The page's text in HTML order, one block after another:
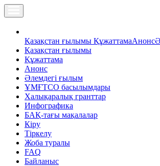
Қазақстан ғылымы ҚұжаттамаАнонс
Қазақстан ғылымы
Құжаттама
Анонс
Әлемдегі ғылым
ҰМҒТСО басылымдары
Халықаралық гранттар
Инфографика
БАҚ-тағы мақалалар
Кіру
Тіркелу
Жоба туралы
FAQ
Байланыс